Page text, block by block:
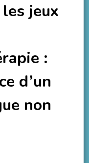
jeux
:
d’un
non